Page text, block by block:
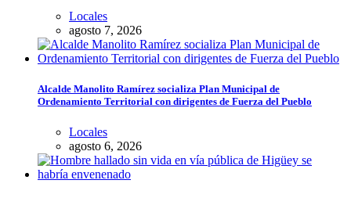
Locales
agosto 7, 2026
Alcalde Manolito Ramírez socializa Plan Municipal de
Ordenamiento Territorial con dirigentes de Fuerza del Pueblo
Locales
agosto 6, 2026